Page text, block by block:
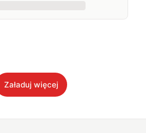
Załaduj więcej